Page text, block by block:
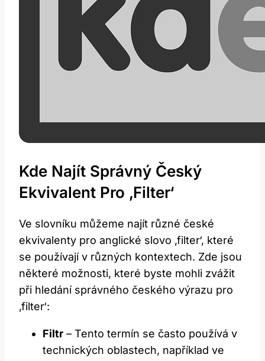
Kde Najít Správný Český
Ekvivalent Pro ‚filter‘
Ve slovníku můžeme najít různé české
ekvivalenty pro anglické slovo ‚filter‘, které
se používají v různých kontextech. Zde jsou
některé možnosti, které byste mohli zvážit
při hledání správného českého výrazu pro
‚filter‘:
Filtr – Tento termín se často používá v
technických oblastech, například ve